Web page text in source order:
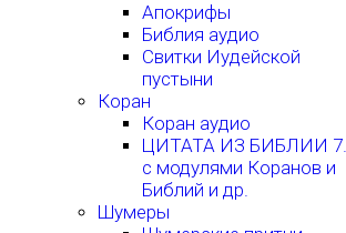
Апокрифы
Библия аудио
Свитки Иудейской
пустыни
Коран
Коран аудио
ЦИТАТА ИЗ БИБЛИИ
с модулями Коранов и
Библий и др.
Шумеры